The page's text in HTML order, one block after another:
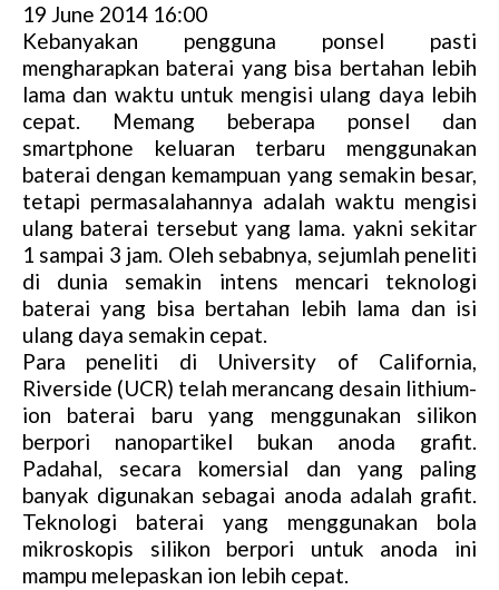
19 June 2014 16:00
Kebanyakan pengguna ponsel pasti
mengharapkan baterai yang bisa bertahan lebih
lama dan waktu untuk mengisi ulang daya lebih
cepat. Memang beberapa ponsel dan
smartphone keluaran terbaru menggunakan
baterai dengan kemampuan yang semakin besar,
tetapi permasalahannya adalah waktu mengisi
ulang baterai tersebut yang lama. yakni sekitar
1 sampai 3 jam. Oleh sebabnya, sejumlah peneliti
di dunia semakin intens mencari teknologi
baterai yang bisa bertahan lebih lama dan isi
ulang daya semakin cepat.
Para peneliti di University of California,
Riverside (UCR) telah merancang desain lithium-
ion baterai baru yang menggunakan silikon
berpori nanopartikel bukan anoda grafit.
Padahal, secara komersial dan yang paling
banyak digunakan sebagai anoda adalah grafit.
Teknologi baterai yang menggunakan bola
mikroskopis silikon berpori untuk anoda ini
mampu melepaskan ion lebih cepat.